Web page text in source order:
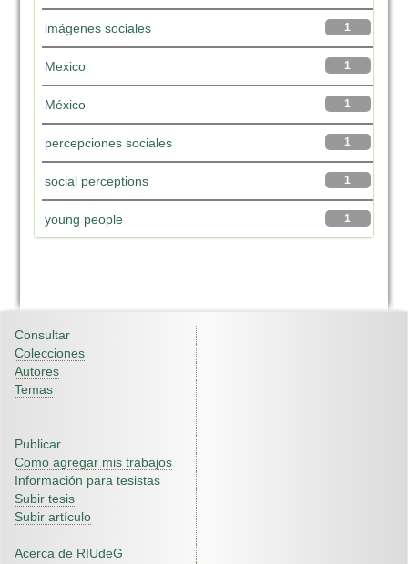
1
imágenes sociales
1
Mexico
1
México
1
percepciones sociales
1
social perceptions
1
young people
Consultar
Colecciones
Autores
Temas
Publicar
Como agregar mis trabajos
Información para tesistas
Subir tesis
Subir artículo
Acerca de RIUdeG